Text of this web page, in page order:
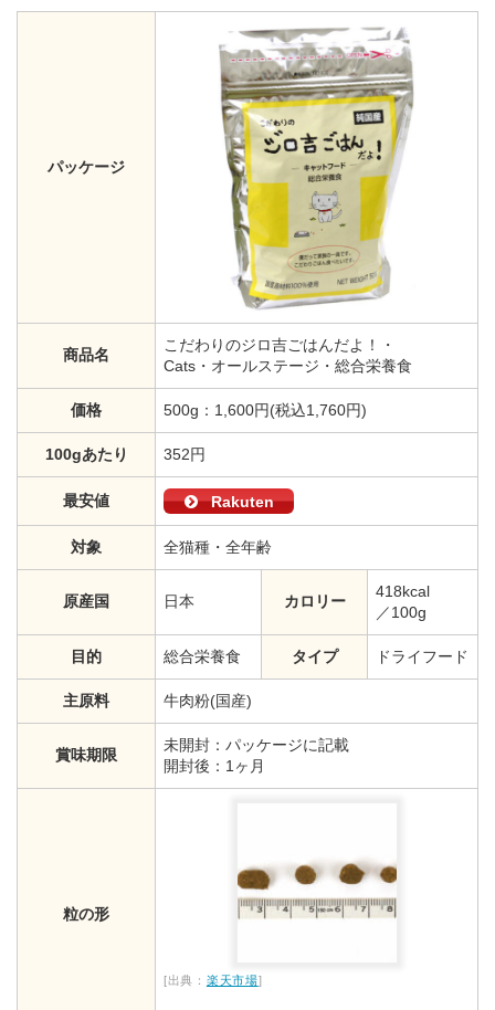
パッケージ
商品名
こだわりのジロ吉ごはんだよ！・
Cats・オールステージ・総合栄養食
価格 500g：1,600円(税込1,760円)
100gあたり 352円
最安値 Rakuten
対象 全猫種・全年齢
原産国 日本 カロリー
418kcal
／100g
目的 総合栄養食 タイプ ドライフード
主原料 牛肉粉(国産)
賞味期限
未開封：パッケージに記載
開封後：1ヶ月
粒の形
[出典： 楽天市場]